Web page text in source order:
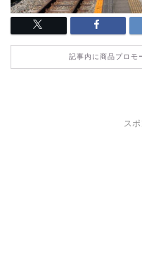
記事内に商品プロモ
ス